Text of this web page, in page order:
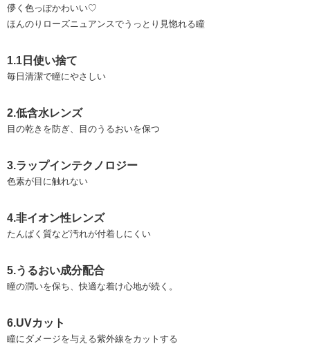
儚く色っぽかわいい♡
ほんのりローズニュアンスでうっとり見惚れる瞳
1.1日使い捨て
毎日清潔で瞳にやさしい
2.低含水レンズ
目の乾きを防ぎ、目のうるおいを保つ
3.ラップインテクノロジー
色素が目に触れない
4.非イオン性レンズ
たんぱく質など汚れが付着しにくい
5.うるおい成分配合
瞳の潤いを保ち、快適な着け心地が続く。
6.UVカット
瞳にダメージを与える紫外線をカットする